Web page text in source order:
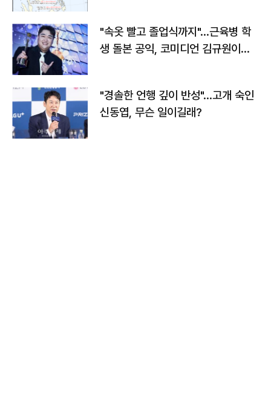
"속옷 빨고 졸업식까지"…근육병 학
생 돌본 공익, 코미디언 김규원이었
"경솔한 언행 깊이 반성"…고개 숙인
신동엽, 무슨 일이길래?